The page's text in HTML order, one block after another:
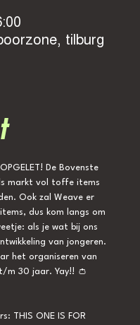
tilburg
De Bovenste
markt vol toffe items
Ook zal Weave er
dus kom langs om
als je wat bij ons
van jongeren.
het organiseren van
m 30 jaar. Yay!! 👛
THIS ONE IS FOR